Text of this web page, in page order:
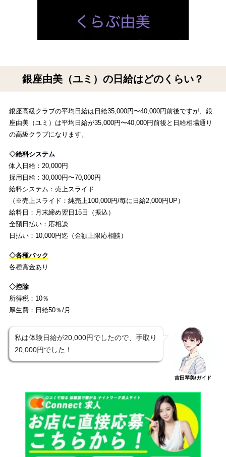
銀座由美（ユミ）の日給はどのくらい？
銀座高級クラブの平均日給は日給35,000円〜40,000円前後ですが、銀
座由美（ユミ）は平均日給が35,000円〜40,000円前後と日給相場通り
の高級クラブになります。
◇給料システム
体入日給：20,000円
採用日給：30,000円〜70,000円
給料システム：売上スライド
（※売上スライド：純売上100,000円/毎に日給2,000円UP）
給料日：月末締め翌日15日（振込）
全額日払い：応相談
日払い：10,000円迄（金額上限応相談）
◇各種バック
各種賞金あり
◇控除
所得税：10％
厚生費：日給50％/月
私は体験日給が20,000円でしたので、手取り
20,000円でした！
吉田琴美/ガイド